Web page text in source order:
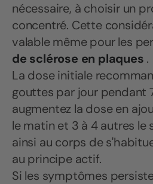
nécessaire, à choisir un
concentré. Cette
valable même pour les
de sclérose en plaques .
La dose initiale
gouttes par jour pendant
augmentez la dose en
le matin et 3 à 4 autres le
ainsi au corps de
au principe actif.
Si les symptômes